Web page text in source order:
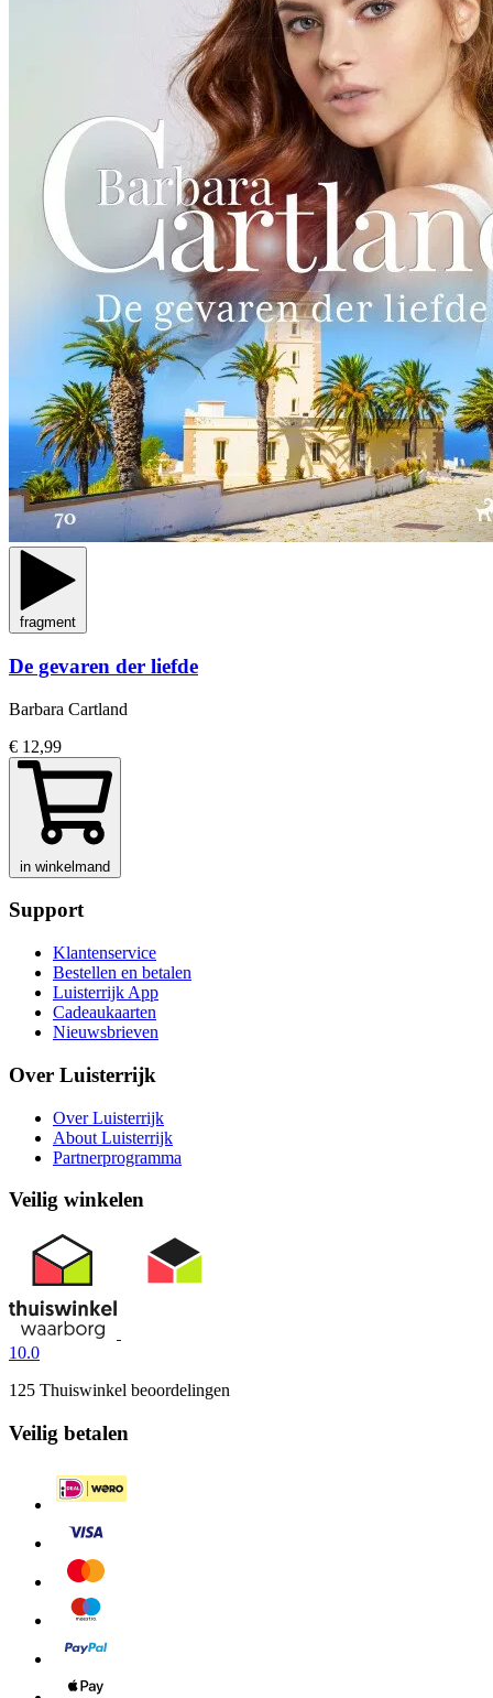
fragment
De gevaren der liefde
Barbara Cartland
€ 12,99
in winkelmand
Support
Klantenservice
Bestellen en betalen
Luisterrijk App
Cadeaukaarten
Nieuwsbrieven
Over Luisterrijk
Over Luisterrijk
About Luisterrijk
Partnerprogramma
Veilig winkelen
10.0
125 Thuiswinkel beoordelingen
Veilig betalen